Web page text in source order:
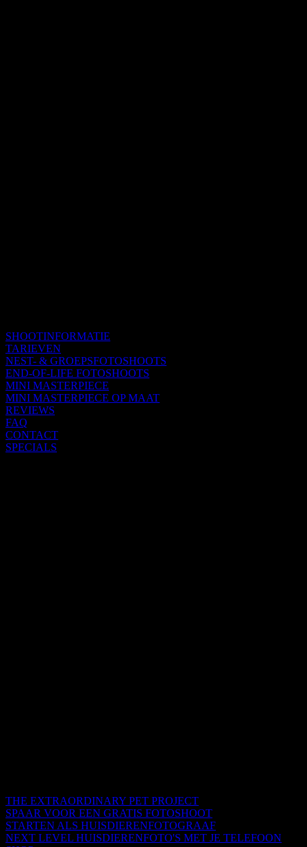
SHOOTINFORMATIE
TARIEVEN
NEST- & GROEPSFOTOSHOOTS
END-OF-LIFE FOTOSHOOTS
MINI MASTERPIECE
MINI MASTERPIECE OP MAAT
REVIEWS
FAQ
CONTACT
SPECIALS
THE EXTRAORDINARY PET PROJECT
SPAAR VOOR EEN GRATIS FOTOSHOOT
STARTEN ALS HUISDIERENFOTOGRAAF
NEXT LEVEL HUISDIERENFOTO'S MET JE TELEFOON